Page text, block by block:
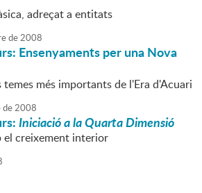
adreçat a entitats
de2008
Ensenyaments per una Nova
més importants de l'Era d'Acuari
de2008
Iniciació a la Quarta Dimensió
el creixement interior